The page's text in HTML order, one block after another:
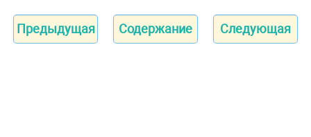
Предыдущая Содержание Следующая